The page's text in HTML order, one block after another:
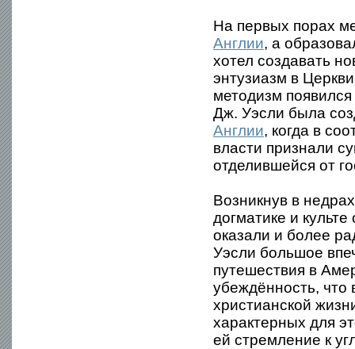
На первых порах
Англии, а
хотел создавать
энтузиазм в
методизм
Дж. Уэсли была
Англии, когда в
власти признали
отделившейся от
Возникнув в
догматике и
оказали и более
Уэсли большое
путешествия в
убеждённость, что
христианской
характерных для
ей стремление к